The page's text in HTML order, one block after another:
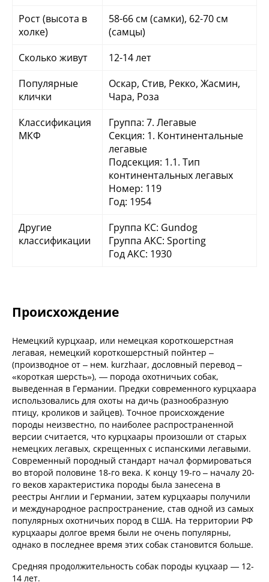
Рост (высота в
холке)
58-66 см (самки), 62-70 см
(самцы)
Сколько живут
12-14 лет
Популярные
клички
Оскар, Стив, Рекко, Жасмин,
Чара, Роза
Классификация
МКФ
Группа: 7. Легавые
Секция: 1. Континентальные
легавые
Подсекция: 1.1. Тип
континентальных легавых
Номер: 119
Год: 1954
Другие
классификации
Группа КС: Gundog
Группа АКС: Sporting
Год АКС: 1930
Происхождение
Немецкий курцхаар, или немецкая короткошерстная
легавая, немецкий короткошерстный пойнтер –
(производное от – нем. kurzhaar, дословный перевод –
«короткая шерсть»), — порода охотничьих собак,
выведенная в Германии. Предки современного курцхаара
использовались для охоты на дичь (разнообразную
птицу, кроликов и зайцев). Точное происхождение
породы неизвестно, по наиболее распространенной
версии считается, что курцхаары произошли от старых
немецких легавых, скрещенных с испанскими легавыми.
Современный породный стандарт начал формироваться
во второй половине 18-го века. К концу 19-го – началу 20-
го веков характеристика породы была занесена в
реестры Англии и Германии, затем курцхаары получили
и международное распространение, став одной из самых
популярных охотничьих пород в США. На территории РФ
курцхаары долгое время были не очень популярны,
однако в последнее время этих собак становится больше.
Средняя продолжительность собак породы куцхаар — 12-
14 лет.